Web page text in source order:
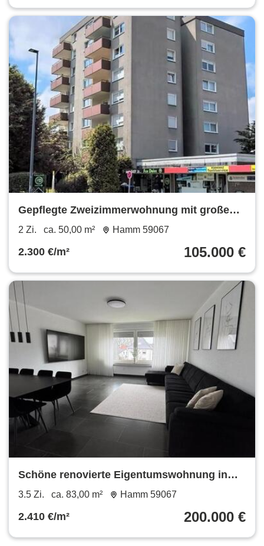
Gepflegte Zweizimmerwohnung mit großen
Balkon
2 Zi. ca. 50,00 m² Hamm 59067
2.300 €/m² 105.000 €
Schöne renovierte Eigentumswohnung in
aktraktiver Lage
3.5 Zi. ca. 83,00 m² Hamm 59067
2.410 €/m² 200.000 €